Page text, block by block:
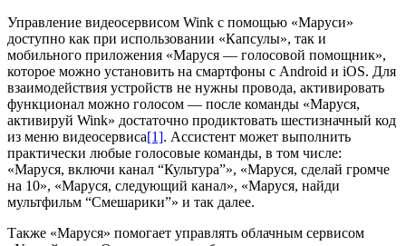
Управление видеосервисом Wink с помощью «Маруси»
доступно как при использовании «Капсулы», так и
мобильного приложения «Маруся — голосовой помощник»,
которое можно установить на смартфоны с Android и iOS. Для
взаимодействия устройств не нужны провода, активировать
функционал можно голосом — после команды «Маруся,
активируй Wink» достаточно продиктовать шестизначный код
из меню видеосервиса[1]. Ассистент может выполнить
практически любые голосовые команды, в том числе:
«Маруся, включи канал “Культура”», «Маруся, сделай громче
на 10», «Маруся, следующий канал», «Маруся, найди
мультфильм “Смешарики”» и так далее.
Также «Маруся» помогает управлять облачным сервисом